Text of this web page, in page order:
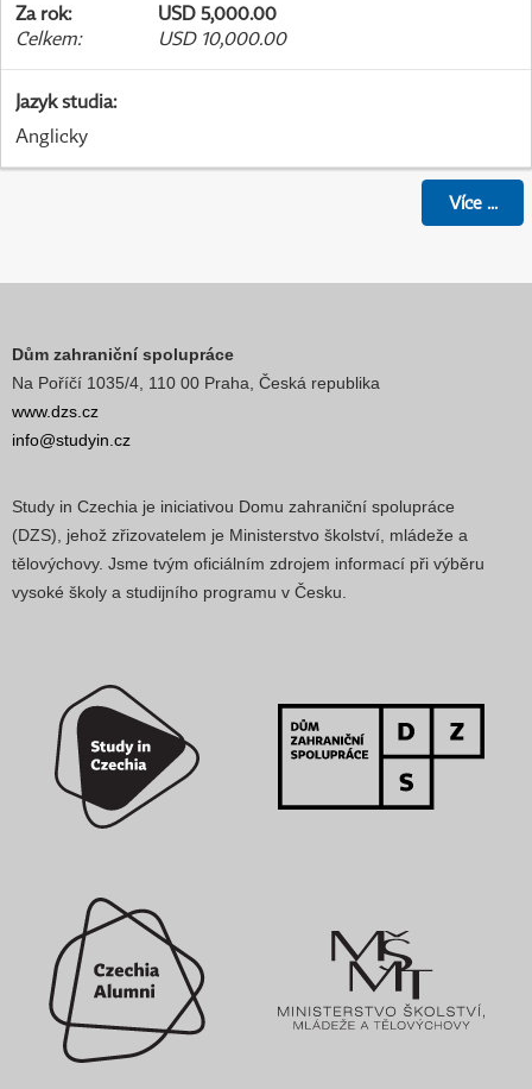
Za rok:
USD 5,000.00
Celkem: USD 10,000.00
Jazyk studia:
Anglicky
Více...
Dům zahraniční spolupráce
Na Poříčí 1035/4, 110 00 Praha, Česká republika
www.dzs.cz
info@studyin.cz
Study in Czechia je iniciativou Domu zahraniční spolupráce
(DZS), jehož zřizovatelem je Ministerstvo školství, mládeže a
tělovýchovy. Jsme tvým oficiálním zdrojem informací při výběru
vysoké školy a studijního programu v Česku.